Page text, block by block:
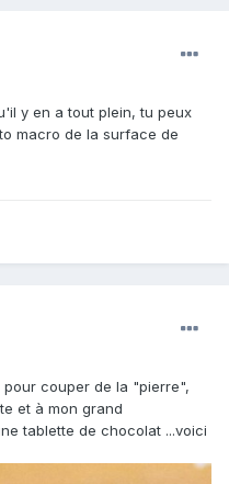
y en a tout plein, tu peux
macro de la surface de
couper de la "pierre",
et à mon grand
tablette de chocolat ...voici